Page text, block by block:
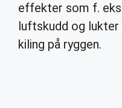
effekter som f.
luftskudd og
kiling på ryggen.